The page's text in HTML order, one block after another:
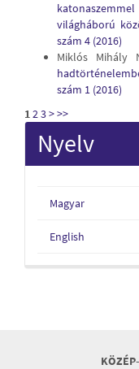
világháború
szám 4 (2016)
Miklós Mihály
szám 1 (2016)
123>>>
Nyelv
Magyar
English